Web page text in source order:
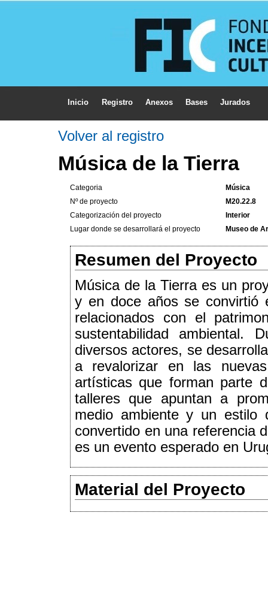
Inicio Registro Anexos Bases Jurados
Volver al registro
Música de la Tierra
Categoria
Música
Nº de proyecto
M20.22.8
Categorización del proyecto
Interior
Lugar donde se desarrollará el proyecto
Museo de
Resumen del Proyecto
Música de la Tierra es un
y en doce años se convirtió
relacionados con el
sustentabilidad ambiental.
diversos actores, se
a revalorizar en las
artísticas que forman parte
talleres que apuntan a
medio ambiente y un estilo
convertido en una referencia
es un evento esperado en
Material del Proyecto